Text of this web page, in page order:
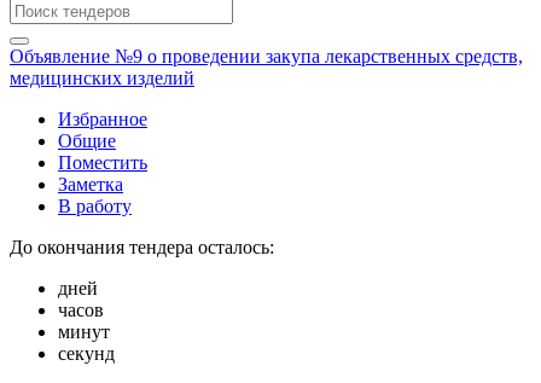
Объявление №9 о проведении закупа лекарственных средств,
медицинских изделий
Избранное
Общие
Поместить
Заметка
В работу
До окончания тендера осталось:
дней
часов
минут
секунд